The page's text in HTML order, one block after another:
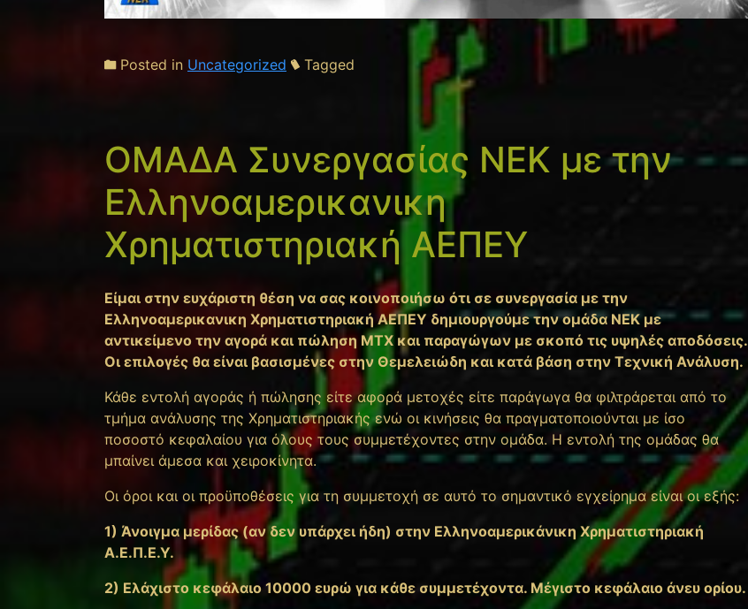
Posted in Uncategorized Tagged
ΟΜΑΔΑ Συνεργασίας ΝΕΚ με την
Ελληνοαμερικανικη
Χρηματιστηριακή ΑΕΠΕΥ
Είμαι στην ευχάριστη θέση να σας κοινoποιήσω ότι σε συνεργασία με την
Ελληνοαμερικανικη Χρηματιστηριακή ΑΕΠΕΥ δημιουργούμε την ομάδα ΝΕΚ με
αντικείμενο την αγορά και πώληση ΜΤΧ και παραγώγων με σκοπό τις υψηλές αποδόσεις.
Οι επιλογές θα είναι βασισμένες στην Θεμελειώδη και κατά βάση στην Τεχνική Ανάλυση.
Κάθε εντολή αγοράς ή πώλησης είτε αφορά μετοχές είτε παράγωγα θα φιλτράρεται από το
τμήμα ανάλυσης της Χρηματιστηριακής ενώ οι κινήσεις θα πραγματοποιούνται με ίσο
ποσοστό κεφαλαίου για όλους τους συμμετέχοντες στην ομάδα. Η εντολή της ομάδας θα
μπαίνει άμεσα και χειροκίνητα.
Οι όροι και οι προϋποθέσεις για τη συμμετοχή σε αυτό το σημαντικό εγχείρημα είναι οι εξής:
1) Άνοιγμα μερίδας (αν δεν υπάρχει ήδη) στην Ελληνοαμερικάνικη Χρηματιστηριακή
Α.Ε.Π.Ε.Υ.
2) Ελάχιστο κεφάλαιο 10000 ευρώ για κάθε συμμετέχοντα. Μέγιστο κεφάλαιο άνευ ορίου.